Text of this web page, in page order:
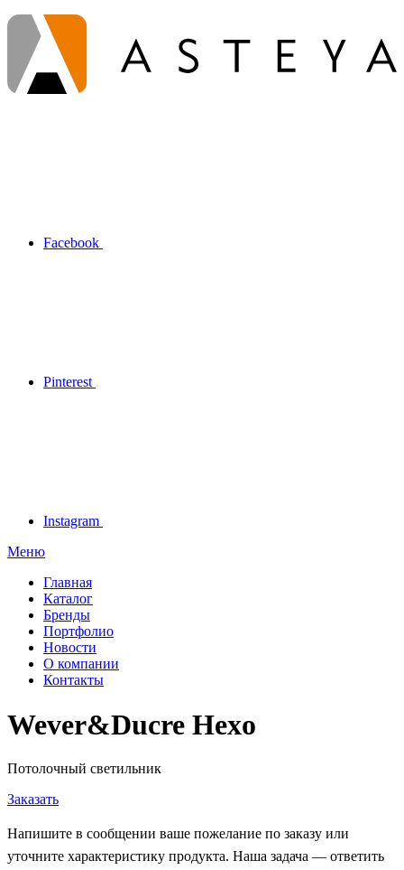
Facebook
Pinterest
Instagram
Меню
Главная
Каталог
Бренды
Портфолио
Новости
О компании
Контакты
Wever&Ducre Hexo
Потолочный светильник
Заказать
Напишите в сообщении ваше пожелание по заказу или
уточните характеристику продукта. Наша задача — ответить